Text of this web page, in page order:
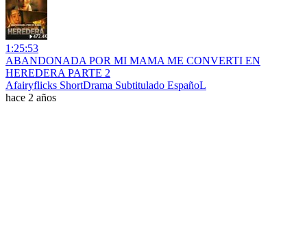
1:25:53
ABANDONADA POR MI MAMA ME CONVERTI EN
HEREDERA PARTE 2
Afairyflicks ShortDrama Subtitulado EspañoL
hace 2 años